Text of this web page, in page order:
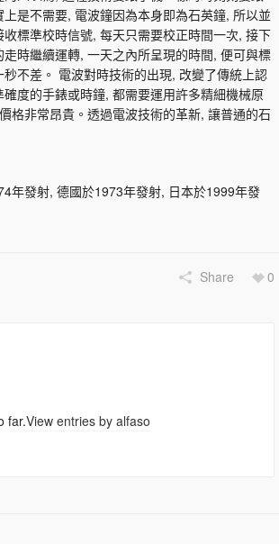
是不需要, 電波鐘因為本身即為石英鐘, 所以並
標準校時信號, 每天只需要校正時間一次, 接下
走時繼續運轉, 一天之內所呈現的時間, 便可與標
不差。 電波對時技術的出現, 改變了傳統上認
度的手錶或時鐘, 都需要運用許多精細機械原
格非常昂貴。透過電波技術的革新, 讓普通的石
年發射, 德國於1973年發射, 日本於1999年發
Share 0
far.View entries by alfaso